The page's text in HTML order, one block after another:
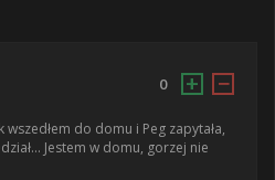
0 + −
wszedłem do domu i Peg zapytała,
Jestem w domu, gorzej nie